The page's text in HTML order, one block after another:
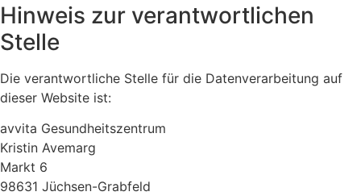
Hinweis zur verantwortlichen
Stelle
Die verantwortliche Stelle für die Datenverarbeitung auf
dieser Website ist:
avvita Gesundheitszentrum
Kristin Avemarg
Markt 6
98631 Jüchsen-Grabfeld